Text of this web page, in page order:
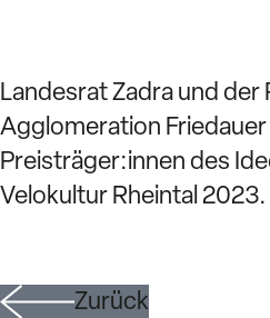
Landesrat Zadra und der
Agglomeration
Preisträger:innen des
Velokultur Rheintal 2023.
Zurück